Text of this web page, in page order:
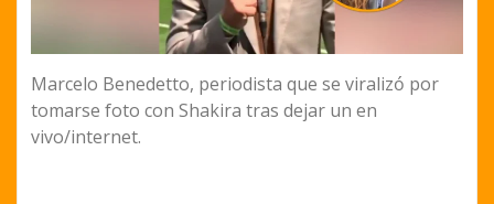
Marcelo Benedetto, periodista que se viralizó por
tomarse foto con Shakira tras dejar un en
vivo/internet.